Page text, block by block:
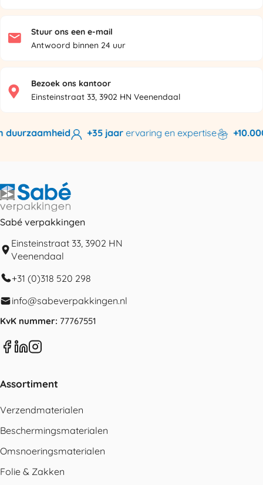
Stuur ons een e-mail
Antwoord binnen 24 uur
Bezoek ons kantoor
Einsteinstraat 33, 3902 HN Veenendaal
+35 jaarervaring en expertise
Sabé verpakkingen
Einsteinstraat 33, 3902 HN
Veenendaal
+31 (0)318 520 298
info@sabeverpakkingen.nl
KvK nummer: 77767551
Assortiment
Verzendmaterialen
Beschermingsmaterialen
Omsnoeringsmaterialen
Folie & Zakken